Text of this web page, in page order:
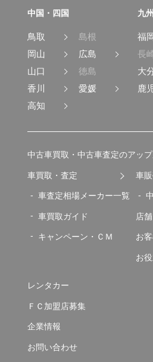
中国・四国
鳥取
島根
岡山
広島
山口
徳島
香川
愛媛
高知
九
福岡
長
大
鹿
中古車買取・中古車査定のアッ
車買取・査定
車査定相場メーカー一覧
車買取ガイド
キャンペーン・ＣＭ
車
店
お
お
レンタカー
ＦＣ加盟店募集
企業情報
お問い合わせ